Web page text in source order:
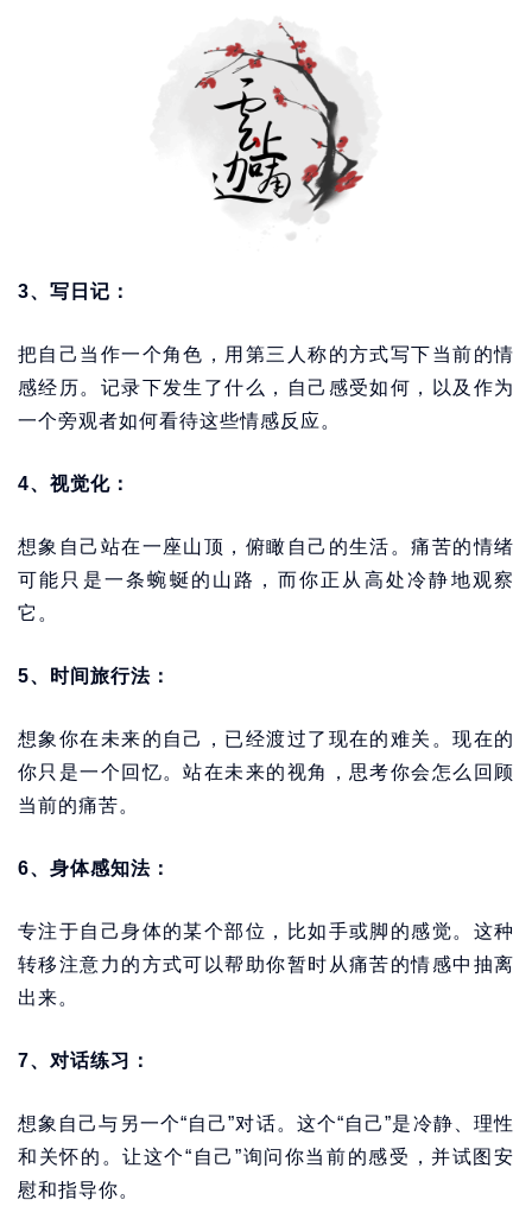
3、写日记：
把自己当作一个角色，用第三人称的方式写下当前的情
感经历。记录下发生了什么，自己感受如何，以及作为
一个旁观者如何看待这些情感反应。
4、视觉化：
想象自己站在一座山顶，俯瞰自己的生活。痛苦的情绪
可能只是一条蜿蜒的山路，而你正从高处冷静地观察
它。
5、时间旅行法：
想象你在未来的自己，已经渡过了现在的难关。现在的
你只是一个回忆。站在未来的视角，思考你会怎么回顾
当前的痛苦。
6、身体感知法：
专注于自己身体的某个部位，比如手或脚的感觉。这种
转移注意力的方式可以帮助你暂时从痛苦的情感中抽离
出来。
7、对话练习：
想象自己与另一个“自己”对话。这个“自己”是冷静、理性
和关怀的。让这个“自己”询问你当前的感受，并试图安
慰和指导你。